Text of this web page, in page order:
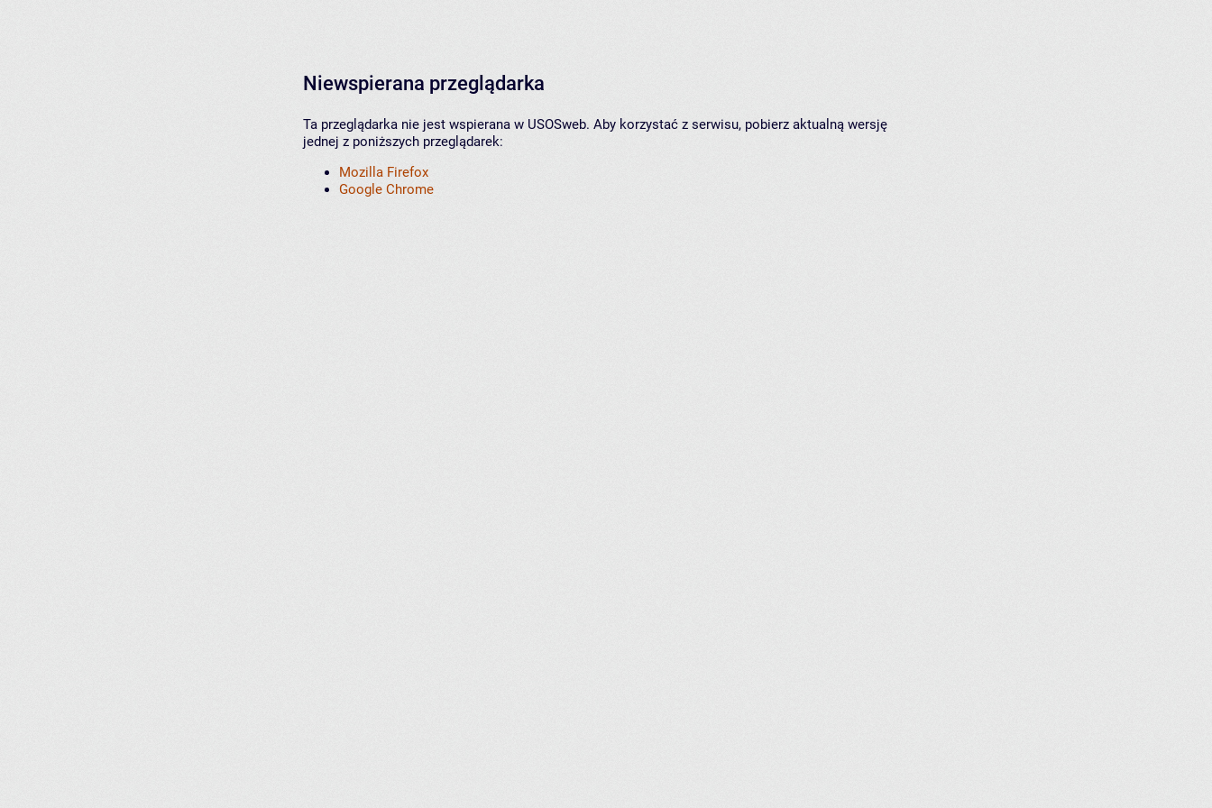
Niewspierana przeglądarka
Ta przeglądarka nie jest wspierana w USOSweb. Aby korzystać z serwisu, pobierz aktualną wersję
jednej z poniższych przeglądarek:
Mozilla Firefox
Google Chrome